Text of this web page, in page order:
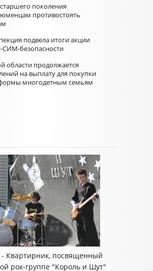
поколения
противостоять
подвела итоги акции
безопасности
области продолжается
на выплату для покупки
многодетным семьям
- Квартирник, посвященный
рок-группе "Король и Шут"